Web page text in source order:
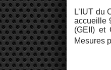
L’IUT du
accueille
(GEII) et
Mesures